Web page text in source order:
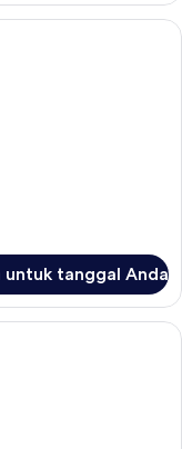
akses difabel | Seprai
untuk tanggal Anda
| Seprai antialergi,